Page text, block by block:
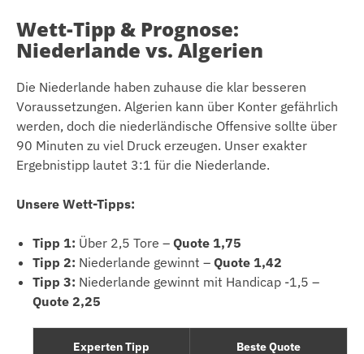
Wett-Tipp & Prognose:
Niederlande vs. Algerien
Die Niederlande haben zuhause die klar besseren
Voraussetzungen. Algerien kann über Konter gefährlich
werden, doch die niederländische Offensive sollte über
90 Minuten zu viel Druck erzeugen. Unser exakter
Ergebnistipp lautet 3:1 für die Niederlande.
Unsere Wett-Tipps:
Tipp 1: Über 2,5 Tore – Quote 1,75
Tipp 2: Niederlande gewinnt – Quote 1,42
Tipp 3: Niederlande gewinnt mit Handicap -1,5 –
Quote 2,25
Experten Tipp Beste Quote